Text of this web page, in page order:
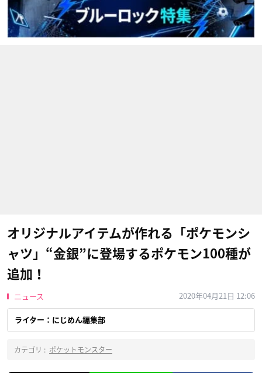
オリジナルアイテムが作れる「ポケモンシ
ャツ」“金銀”に登場するポケモン100種が
追加！
ニュース 2020年04月21日 12:06
ライター：にじめん編集部
カテゴリ : ポケットモンスター